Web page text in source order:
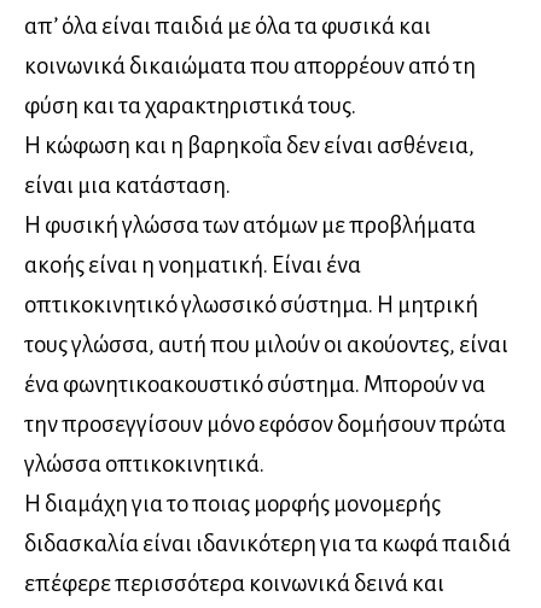
απ’ όλα είναι παιδιά με όλα τα φυσικά και
κοινωνικά δικαιώματα που απορρέουν από τη
φύση και τα χαρακτηριστικά τους.
Η κώφωση και η βαρηκοΐα δεν είναι ασθένεια,
είναι μια κατάσταση.
Η φυσική γλώσσα των ατόμων με προβλήματα
ακοής είναι η νοηματική. Είναι ένα
οπτικοκινητικό γλωσσικό σύστημα. Η μητρική
τους γλώσσα, αυτή που μιλούν οι ακούοντες, είναι
ένα φωνητικοακουστικό σύστημα. Μπορούν να
την προσεγγίσουν μόνο εφόσον δομήσουν πρώτα
γλώσσα οπτικοκινητικά.
Η διαμάχη για το ποιας μορφής μονομερής
διδασκαλία είναι ιδανικότερη για τα κωφά παιδιά
επέφερε περισσότερα κοινωνικά δεινά και